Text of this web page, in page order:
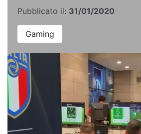
Pubblicato il: 31/01/2020
Gaming